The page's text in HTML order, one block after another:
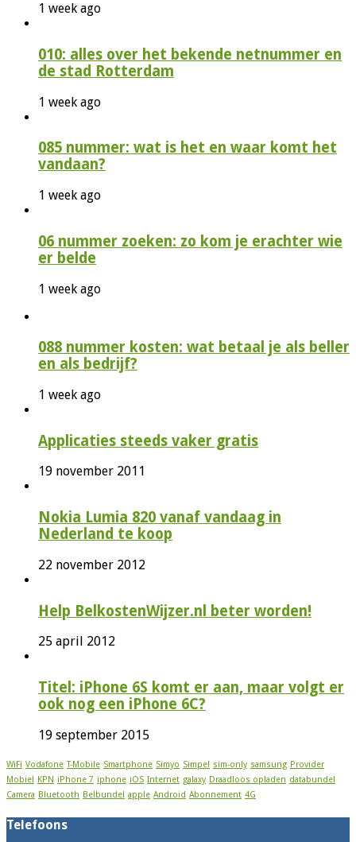
1 week ago
010: alles over het bekende netnummer en
de stad Rotterdam
1 week ago
085 nummer: wat is het en waar komt het
vandaan?
1 week ago
06 nummer zoeken: zo kom je erachter wie
er belde
1 week ago
088 nummer kosten: wat betaal je als beller
en als bedrijf?
1 week ago
Applicaties steeds vaker gratis
19 november 2011
Nokia Lumia 820 vanaf vandaag in
Nederland te koop
22 november 2012
Help BelkostenWijzer.nl beter worden!
25 april 2012
Titel: iPhone 6S komt er aan, maar volgt er
ook nog een iPhone 6C?
19 september 2015
WiFi Vodafone T-Mobile Smartphone Simyo Simpel sim-only samsung Provider
Mobiel KPN iPhone 7 iphone iOS Internet galaxy Draadloos opladen databundel
Camera Bluetooth Belbundel apple Android Abonnement 4G
Telefoons